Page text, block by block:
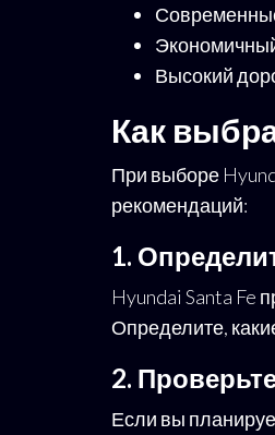
Высокий
Как
При выборе
рекомендаций:
1.
Hyundai Santa Fe
Определите,
2.
Если вы